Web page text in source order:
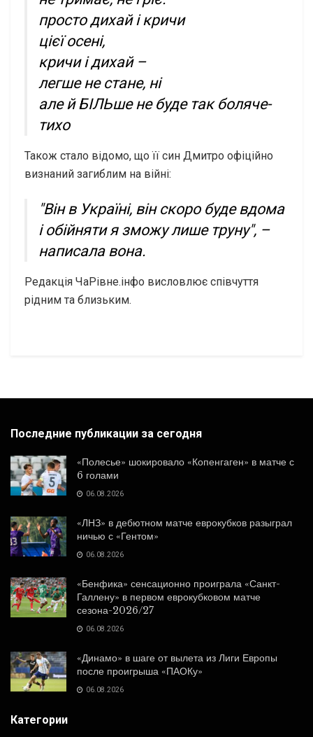
просто дихай і кричи
цієї осені,
кричи і дихай –
легше не стане, ні
але й БІЛЬше не буде так боляче-
тихо
Також стало відомо, що її син Дмитро офіційно
визнаний загиблим на війні:
"Він в Україні, він скоро буде вдома
і обійняти я зможу лише труну", –
написала вона.
Редакція ЧаРівне.інфо висловлює співчуття
рідним та близьким.
Последние публикации за сегодня
«Полесье» шокировало «Копенгаген» в матче с
6 голами
06.08.2026
«ЛНЗ» в дебютном матче еврокубков разыграл
ничью с «Гентом»
06.08.2026
«Бенфика» сенсационно проиграла «Санкт-
Галлену» в первом еврокубковом матче
сезона-2026/27
06.08.2026
«Динамо» в шаге от вылета из Лиги Европы
после проигрыша «ПАОКу»
06.08.2026
Категории